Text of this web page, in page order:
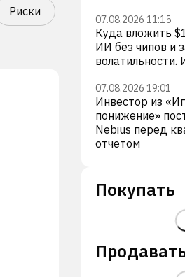
Риски
07.08.2026 11:15
Куда вложить
ИИ без чипов и
волатильности.
07.08.2026 19:01
Инвестор из
понижение»
Nebius перед
отчетом
Покупать